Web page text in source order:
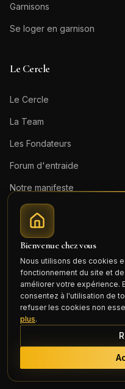
Garnisons
Se loger en garnison
Le Cercle
Le Cercle
La Team
Les Fondateurs
Forum d'entraide
Notre manifeste
Devenir agent
Nos garnisons
Logement militaire
Logement militaireLyon
Logement militaireToulon
Logement militaire
Logement militaire
Bienvenue chez vous
Nous utilisons des cookies
fonctionnement du site et
améliorer votre expérience.
consentez à l'utilisation de
refuser les cookies non
plus.